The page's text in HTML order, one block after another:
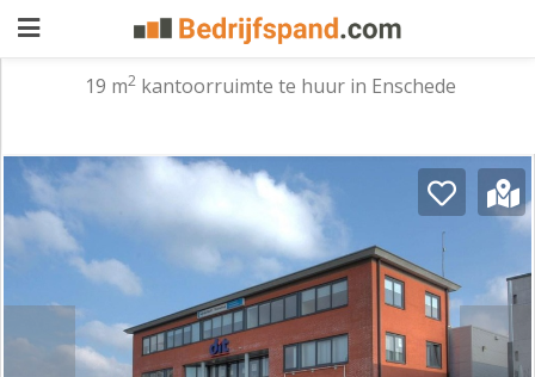
aanbieden
Pand
zoeken
Waarom
adverteren
Premium
adverteren
Blog
19 m2kantoorruimte te huur in Enschede